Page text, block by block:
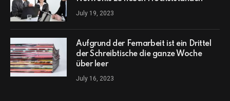
July 19, 2023
Aufgrund der Fernarbeit ist ein Drittel
der Schreibtische die ganze Woche
über leer
July 16, 2023